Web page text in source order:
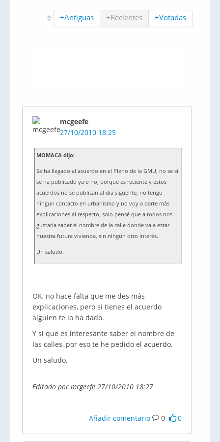
+Antiguas +Recientes +Votadas
mcgeefe
27/10/2010 18:25
MOMACA dijo:
Se ha llegado al acuerdo en el Pleno de la GMU, no se si
se ha publicado ya o no, porque es reciente y estos
acuerdos no se publican al dia siguente, no tengo
ningun contacto en urbanismo y no voy a darte más
explicaciones al respecto, solo pensé que a todos nos
gustaría saber el nombre de la calle donde va a estar
nuestra futura vivienda, sin ningun otro interés.
Un saludo.
OK, no hace falta que me des más
explicaciones, pero si tienes el acuerdo
alguien te lo ha dado.
Y si que es interesante saber el nombre de
las calles, por eso te he pedido el acuerdo.
Un saludo.
Editado por mcgeefe 27/10/2010 18:27
Añadir comentario 0 0